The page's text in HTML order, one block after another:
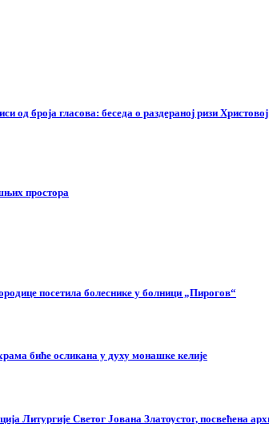
од броја гласова: беседа о раздераној ризи Христовој
простора
посетила болеснике у болници „Пирогов“
биће осликана у духу монашке келије
Литургије Светог Јована Златоустог, посвећена